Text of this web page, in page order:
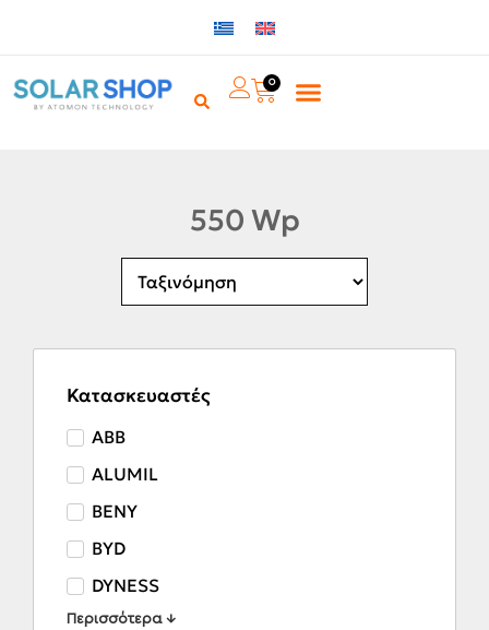
0
550 Wp
Κατασκευαστές
ABB
ALUMIL
BENY
BYD
DYNESS
Περισσότερα ↓